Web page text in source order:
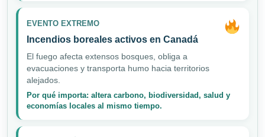
EVENTO EXTREMO
Incendios boreales activos en Canadá
El fuego afecta extensos bosques, obliga a
evacuaciones y transporta humo hacia territorios
alejados.
Por qué importa: altera carbono, biodiversidad, salud y
economías locales al mismo tiempo.